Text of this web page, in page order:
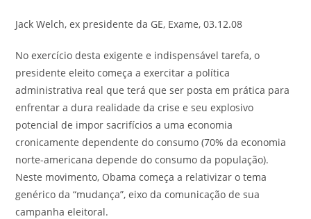
Jack Welch, ex presidente da GE, Exame, 03.12.08
No exercício desta exigente e indispensável tarefa, o
presidente eleito começa a exercitar a política
administrativa real que terá que ser posta em prática para
enfrentar a dura realidade da crise e seu explosivo
potencial de impor sacrifícios a uma economia
cronicamente dependente do consumo (70% da economia
norte-americana depende do consumo da população).
Neste movimento, Obama começa a relativizar o tema
genérico da “mudança”, eixo da comunicação de sua
campanha eleitoral.